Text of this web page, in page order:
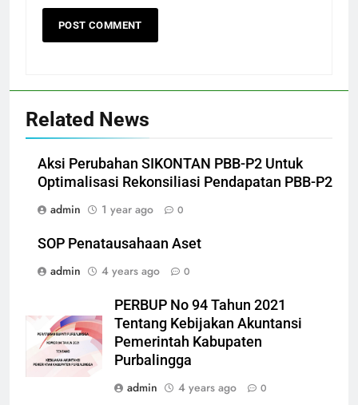
Related News
Aksi Perubahan SIKONTAN PBB-P2 Untuk
Optimalisasi Rekonsiliasi Pendapatan PBB-P2
admin
1 year ago 0
SOP Penatausahaan Aset
admin
4 years ago 0
PERBUP No 94 Tahun 2021
Tentang Kebijakan Akuntansi
Pemerintah Kabupaten
Purbalingga
admin
4 years ago 0